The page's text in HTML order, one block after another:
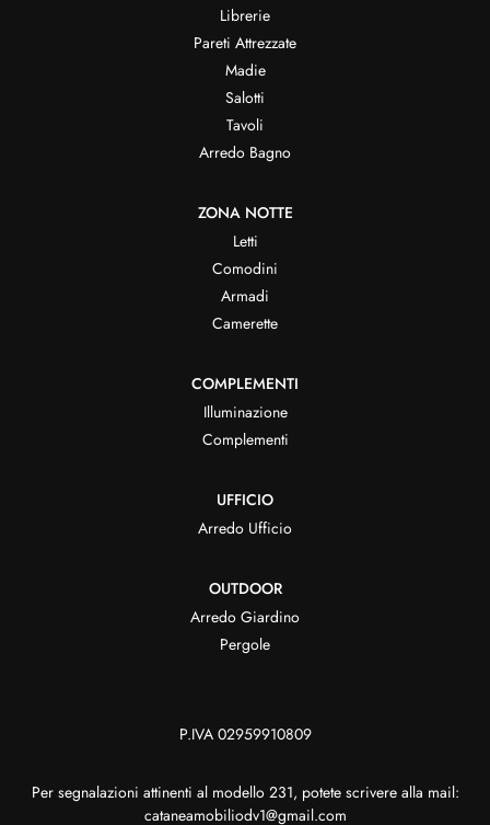
Librerie
Pareti Attrezzate
Madie
Salotti
Tavoli
Arredo Bagno
ZONA NOTTE
Letti
Comodini
Armadi
Camerette
COMPLEMENTI
Illuminazione
Complementi
UFFICIO
Arredo Ufficio
OUTDOOR
Arredo Giardino
Pergole
P.IVA 02959910809
Per segnalazioni attinenti al modello 231, potete scrivere alla mail:
cataneamobiliodv1@gmail.com